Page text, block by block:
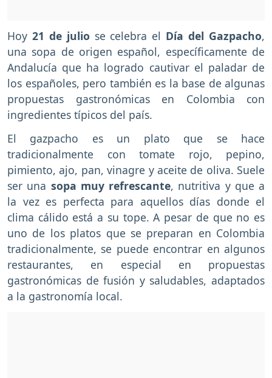
Hoy 21 de julio se celebra el Día del Gazpacho,
una sopa de origen español, específicamente de
Andalucía que ha logrado cautivar el paladar de
los españoles, pero también es la base de algunas
propuestas gastronómicas en Colombia con
ingredientes típicos del país.
El gazpacho es un plato que se hace
tradicionalmente con tomate rojo, pepino,
pimiento, ajo, pan, vinagre y aceite de oliva. Suele
ser una sopa muy refrescante, nutritiva y que a
la vez es perfecta para aquellos días donde el
clima cálido está a su tope. A pesar de que no es
uno de los platos que se preparan en Colombia
tradicionalmente, se puede encontrar en algunos
restaurantes, en especial en propuestas
gastronómicas de fusión y saludables, adaptados
a la gastronomía local.